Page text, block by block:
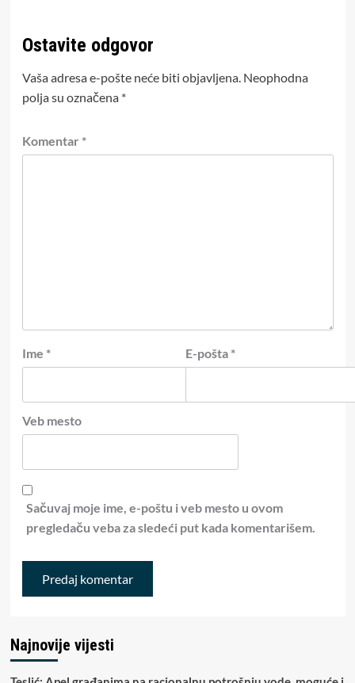
Ostavite odgovor
Vaša adresa e-pošte neće biti objavljena. Neophodna
polja su označena *
Komentar *
Ime * E-pošta *
Veb mesto
Sačuvaj moje ime, e-poštu i veb mesto u ovom
pregledaču veba za sledeći put kada komentarišem.
Najnovije vijesti